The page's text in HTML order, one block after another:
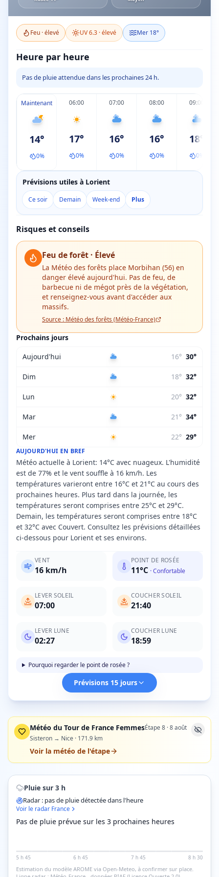
Feu ·élevé UV6.3 ·élevé Mer 18°
AUJOURD'HUI EN BREF
Météo actuelle à Lorient: 14°C avec nuageux. L'humidité
est de 77% et le vent souffle à 16 km/h. Les
températures varieront entre 16°C et 21°C au cours des
prochaines heures. Plus tard dans la journée, les
températures seront comprises entre 25°C et 29°C.
Demain, les températures seront comprises entre 18°C
et 32°C avec Couvert. Consultez les prévisions détaillées
ci-dessous pour Lorient et ses environs.
VENT
16 km/h
POINT DE ROSÉE
11°C ·Confortable
LEVER SOLEIL
07:00
COUCHER SOLEIL
21:40
LEVER LUNE
02:27
COUCHER LUNE
18:59
Pourquoi regarder le point de rosée ?
Heure par heure
Pas de pluie attendue dans les prochaines 24 h.
Maintenant
14°
0%
06:00
17°
0%
07:00
16°
0%
08:00
16°
0%
09:00
18°
0
Prévisions utiles à Lorient
Ce soir Demain Week-end Plus
Risques et conseils
Feu de forêt · Élevé
La Météo des forêts place Morbihan (56) en
danger élevé aujourd'hui. Pas de feu, de
barbecue ni de mégot près de la végétation,
et renseignez-vous avant d'accéder aux
massifs.
Source : Météo des forêts (Météo-France)
Prochains jours
Aujourd'hui 16° 30°
Dim 18° 32°
Lun 20° 32°
Mar 21 ° 34°
Mer 22° 29°
Prévisions 15 jours
Météo du Tour de France FemmesÉtape8 ·8 août
Sisteron → Nice · 171.9 km
Voir la météo de l'étape
Pluie sur 3 h
Radar : pas de pluie détectée dans l'heure
Voir le radar France
Pas de pluie prévue sur les 3 prochaines heures
5 h 45 6 h 45 7 h 45 8 h 30
Estimation du modèle AROME via Open-Meteo, à confirmer sur place.